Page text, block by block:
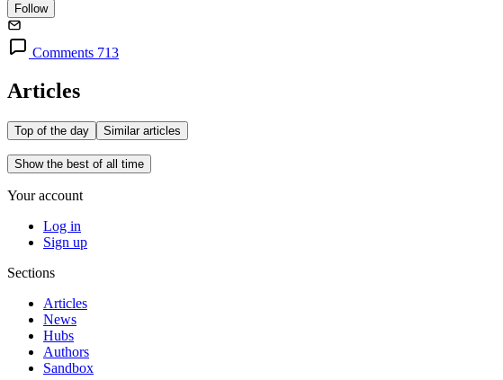
Follow
Comments 713
Articles
Top of the day Similar articles
Show the best of all time
Your account
Log in
Sign up
Sections
Articles
News
Hubs
Authors
Sandbox